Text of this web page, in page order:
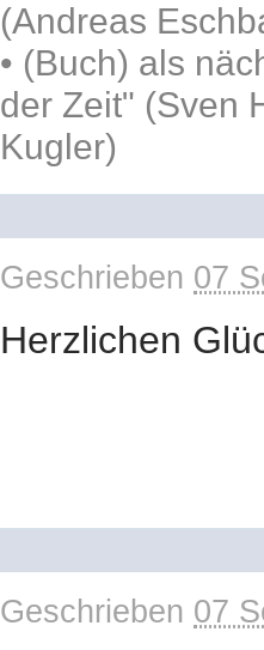
(Andreas
• (Buch) als
der Zeit" (Sven
Kugler)
Geschrieben 07
Herzlichen
Geschrieben 07